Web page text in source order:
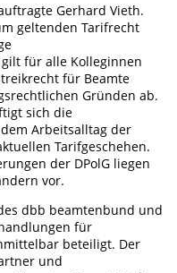
Gerhard Vieth.
geltenden Tarifrecht
für alle Kolleginnen
für Beamte
Gründen ab.
sich die
Arbeitsalltag der
Tarifgeschehen.
der DPolG liegen
vor.
dbb beamtenbund und
für
beteiligt. Der
und